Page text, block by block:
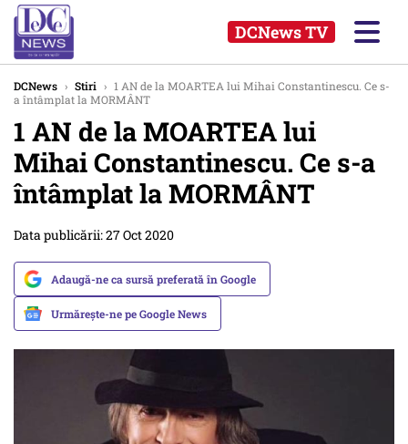
DCNews TV
DCNews › Stiri › 1 AN de la MOARTEA lui Mihai Constantinescu. Ce s-
a întâmplat la MORMÂNT
1 AN de la MOARTEA lui
Mihai Constantinescu. Ce s-a
întâmplat la MORMÂNT
Data publicării: 27 Oct 2020
Adaugă-ne ca sursă preferată în Google
Urmărește-ne pe Google News